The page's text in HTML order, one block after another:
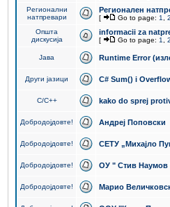
Регионални
натпревари
Регионален
[ Go to page: 1 2
Општа
дискусија
informacii za
[ Go to page: 1 2
Јава Runtime Error
Други јазици C# Sum() i
C/C++ kako do sprej
Добродојдовте! Андреј Поповски
Добродојдовте! СЕТУ „Михајло
Добродојдовте! ОУ " Стив Наумов
Добродојдовте! Марио